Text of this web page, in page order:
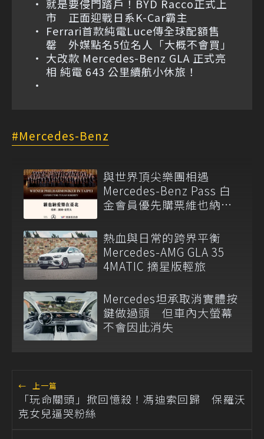
就是要侵門踏戶！BYD Racco正式上
市 正面迎戰日系K-Car霸主
Ferrari首款純電Luce傳全球配額售
罄 外媒點名5位名人「大概不會買」
大改款 Mercedes-Benz GLA 正式亮
相 純電 643 公里續航小休旅！
Mercedes-Benz
與世界頂尖樂團相遇
Mercedes-Benz Pass 白
金會員優先購票維也納愛
熱血與日常的跨界平衡
Mercedes-AMG GLA 35
4MATIC 摘星版輕旅
Mercedes坦承取消實體按
鍵做過頭 但車內大螢幕
不會因此消失
← 上一篇
「玩命關頭」掀回憶殺！馮迪索回歸 保羅沃
克女兒逼哭粉絲